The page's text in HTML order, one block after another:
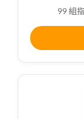
99 組